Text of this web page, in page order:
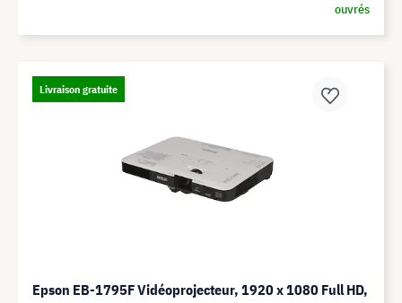
ouvrés
Livraison gratuite
Epson EB-1795F Vidéoprojecteur, 1920 x 1080 Full HD,